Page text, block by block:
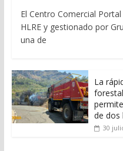
El Centro Comercial
HLRE y gestionado por
una de
La
de dos
30